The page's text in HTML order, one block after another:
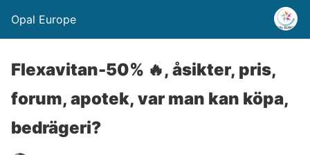
Opal Europe
Flexavitan-50% 🔥, åsikter, pris,
forum, apotek, var man kan köpa,
bedrägeri?